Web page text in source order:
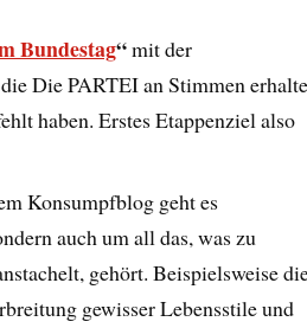
Bundestag“mit der
Die PARTEI an Stimmen
haben. Erstes Etappenziel also
Konsumpfblog geht es
auch um all das, was zu
gehört. Beispielsweise
gewisser Lebensstile und